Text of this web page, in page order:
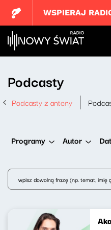
WSPIERAJ
Podcasty
Podcasty z anteny
Programy Autor